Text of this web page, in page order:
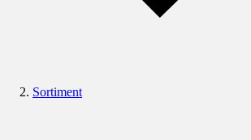
Sortiment